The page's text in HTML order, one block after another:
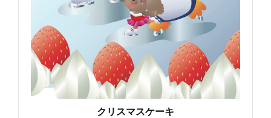
クリスマスケーキ